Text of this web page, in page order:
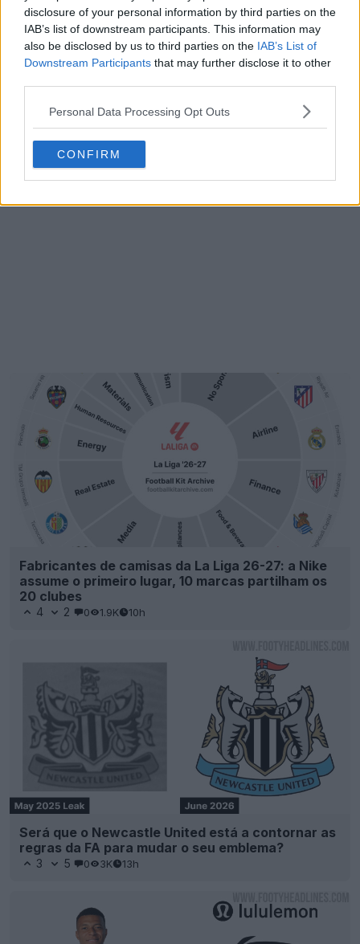
disclosure of your personal information by third parties on the
IAB’s list of downstream participants. This information may
also be disclosed by us to third parties on the IAB’s List of
Downstream Participants that may further disclose it to other
Personal Data Processing Opt Outs
CONFIRM
Fabricantes de camisas da La Liga 26-27: a Nike
assume o primeiro lugar, 10 marcas partilham os
20 clubes
4 2 0 1.9K 10h
Será que o Newcastle United está a contornar as
regras da FA para mudar o seu emblema?
3 5 0 3K 13h